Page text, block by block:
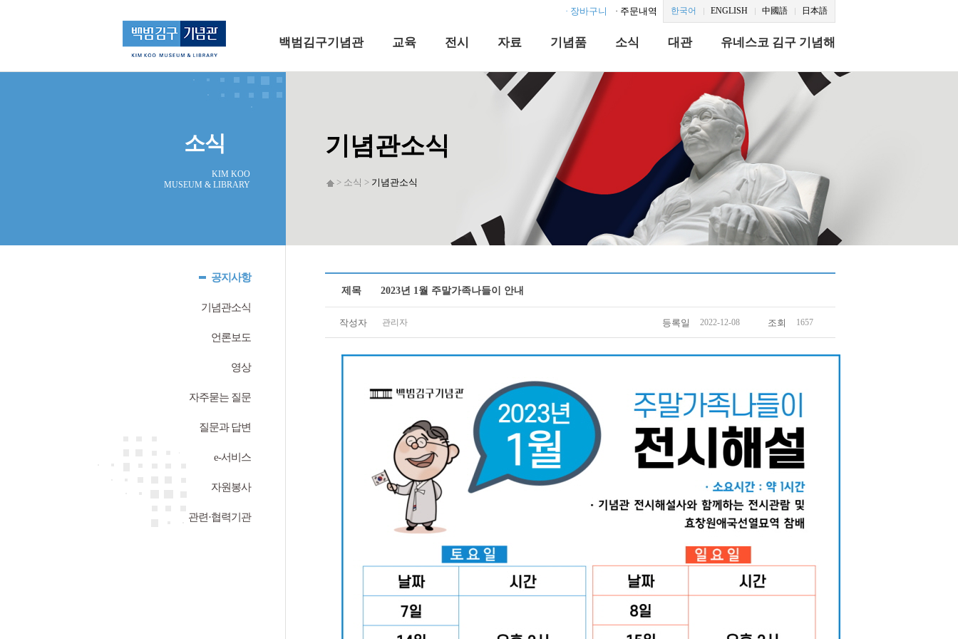
· 장바구니 · 주문내역 한국어 ENGLISH 中國語 日本語
백범김구기념관 교육 전시 자료 기념품 소식 대관 유네스코 김구 기념해
소식
KIM KOO
MUSEUM & LIBRARY
기념관소식
> 소식 > 기념관소식
공지사항
기념관소식
언론보도
영상
자주묻는 질문
질문과 답변
e-서비스
자원봉사
관련·협력기관
제목 2023년 1월 주말가족나들이 안내
작성자 관리자 등록일 2022-12-08 조회 1657